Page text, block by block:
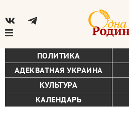
ПОЛИТИКА
АДЕКВАТНАЯ УКРАИНА
КУЛЬТУРА
КАЛЕНДАРЬ